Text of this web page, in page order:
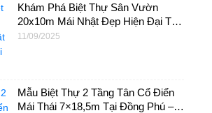
Khám Phá Biệt Thự Sân Vườn
20x10m Mái Nhật Đẹp Hiện Đại Tại
Bến Tre – BT59
11/09/2025
Mẫu Biệt Thự 2 Tầng Tân Cổ Điển
Mái Thái 7×18,5m Tại Đồng Phú –